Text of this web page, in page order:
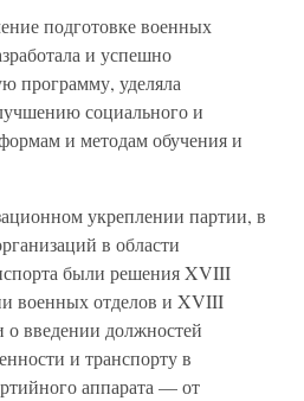
подготовке военных
и успешно
программу, уделяла
социального и
и методам обучения и
укреплении партии, в
в области
были решения XVIII
военных отделов и XVIII
введении должностей
и транспорту в
аппарата — от